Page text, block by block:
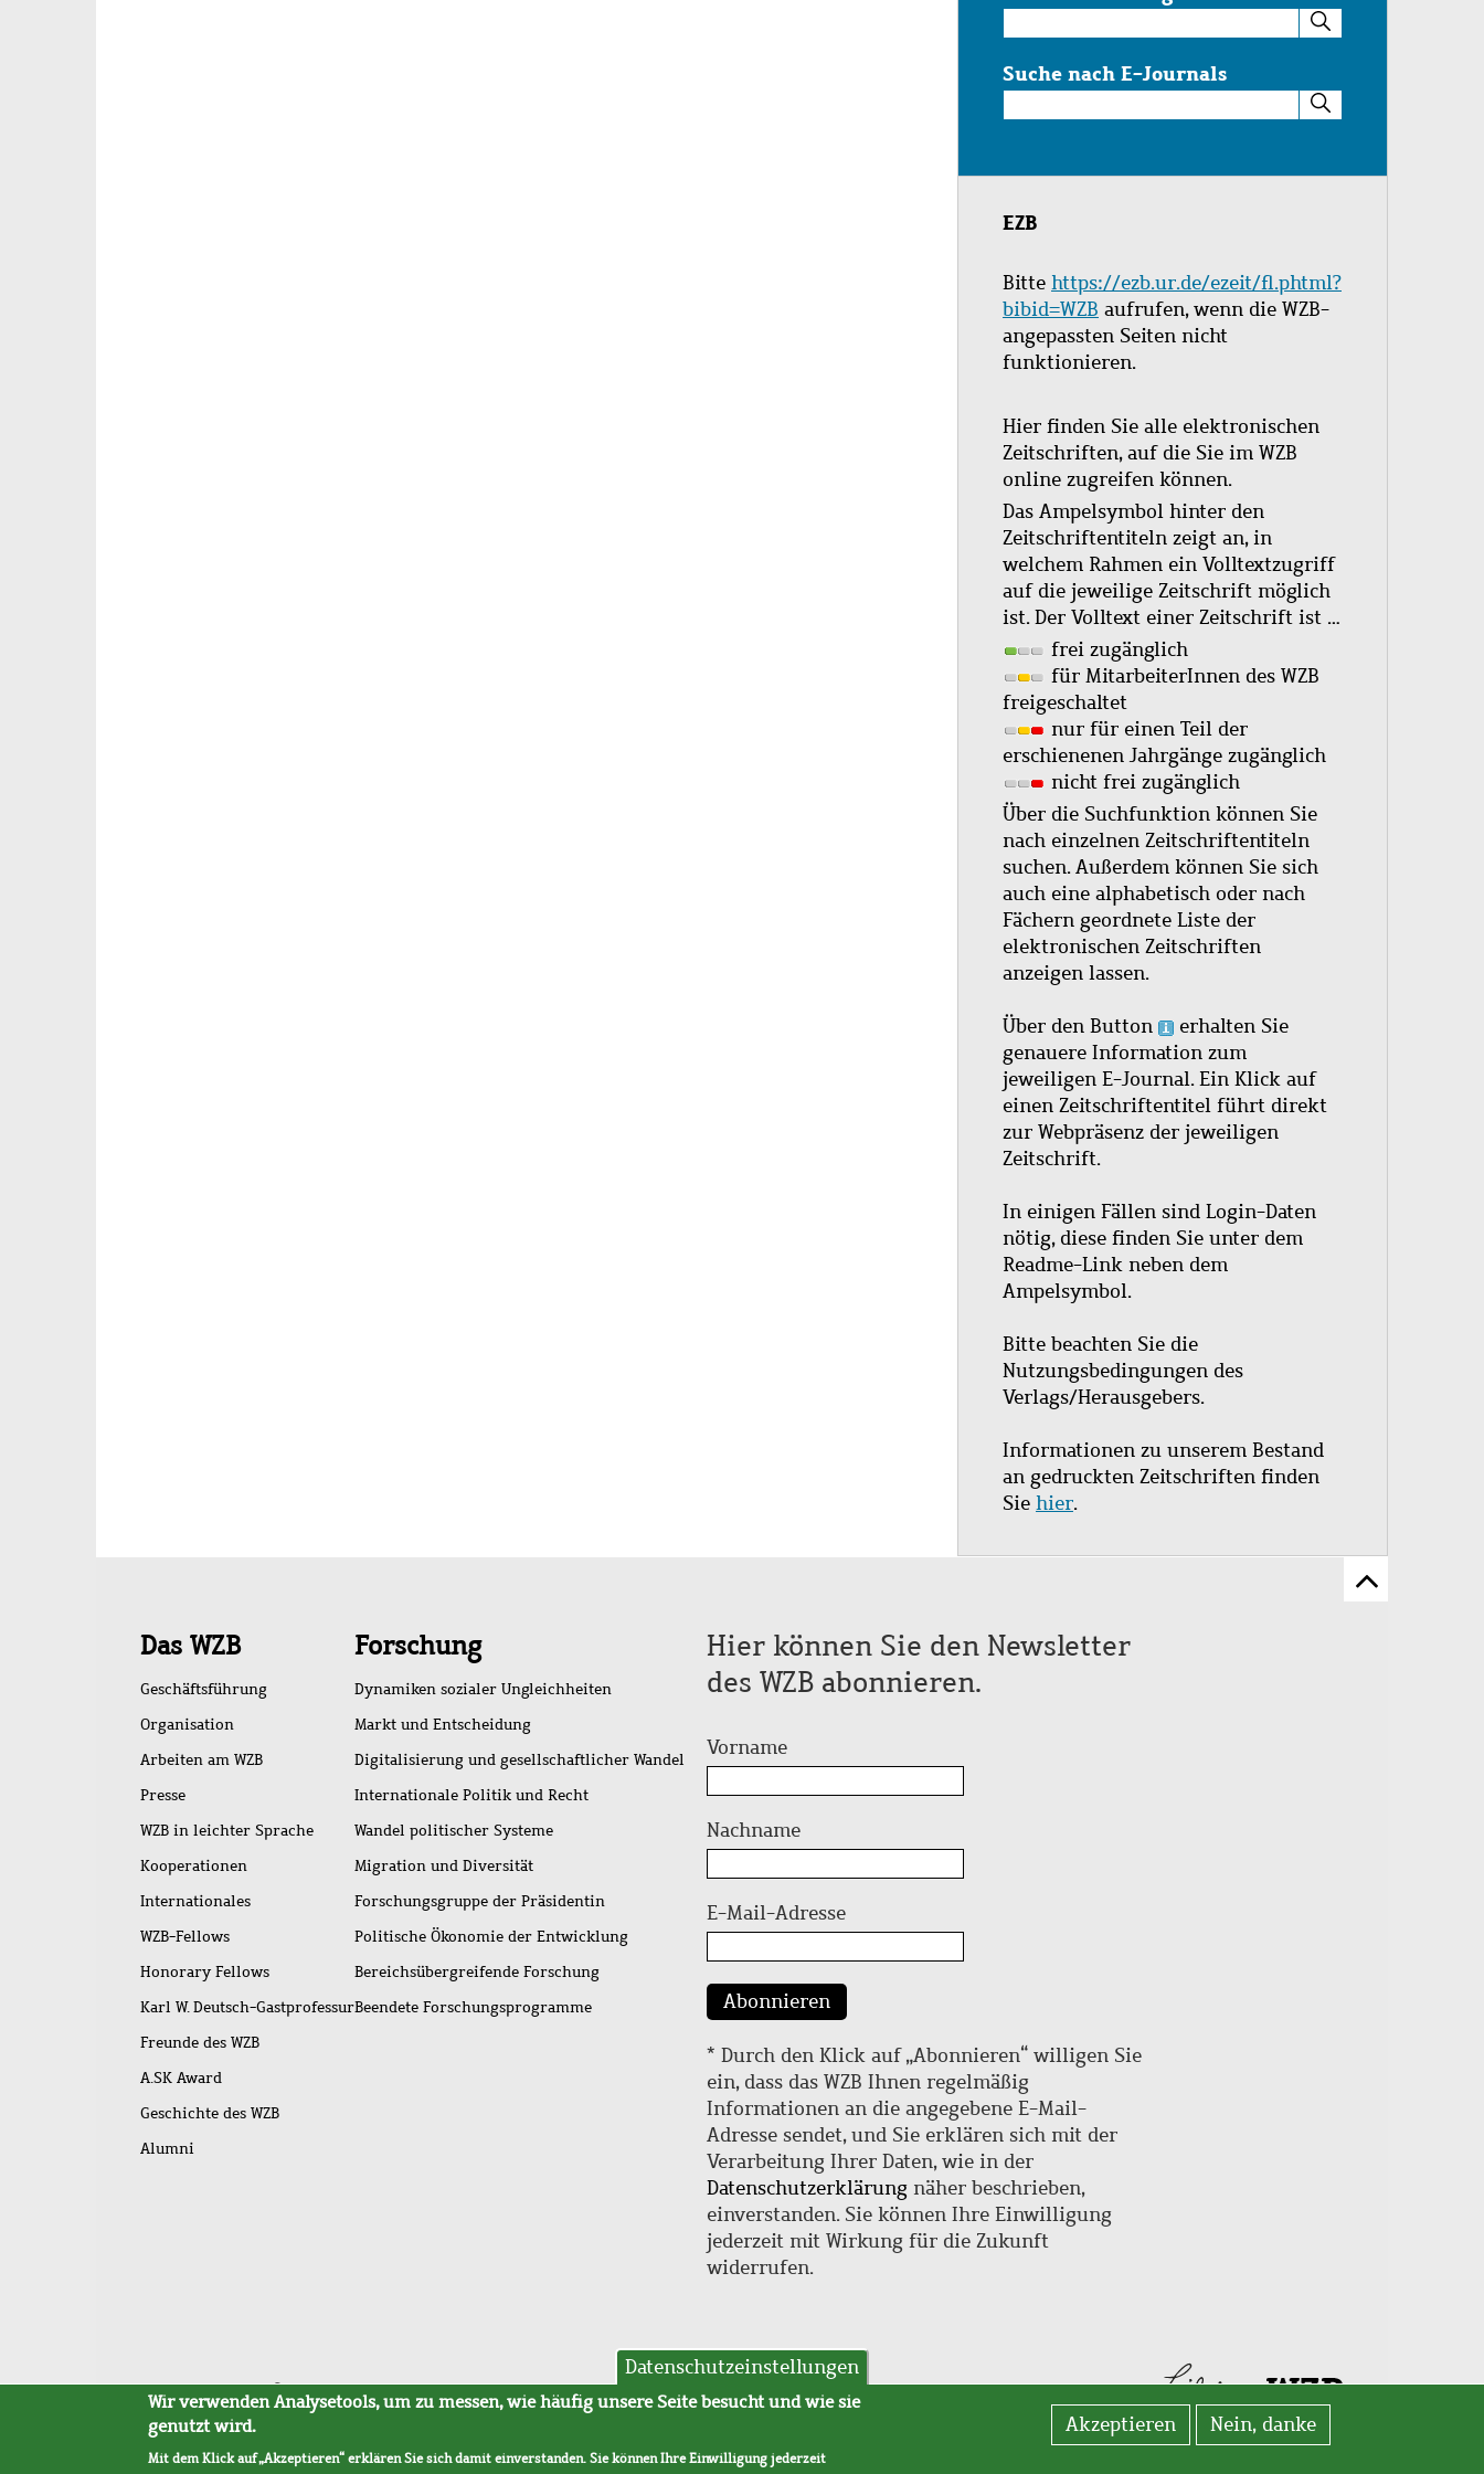
im
Katalog
Suche nach E-Journals
nach
Journals
EZB
Bitte https://ezb.ur.de/ezeit/fl.phtml?
bibid=WZB aufrufen, wenn die WZB-
angepassten Seiten nicht
funktionieren.
Hier finden Sie alle elektronischen
Zeitschriften, auf die Sie im WZB
online zugreifen können.
Das Ampelsymbol hinter den
Zeitschriftentiteln zeigt an, in
welchem Rahmen ein Volltextzugriff
auf die jeweilige Zeitschrift möglich
ist. Der Volltext einer Zeitschrift ist …
frei zugänglich
für MitarbeiterInnen des WZB
freigeschaltet
nur für einen Teil der
erschienenen Jahrgänge zugänglich
nicht frei zugänglich
Über die Suchfunktion können Sie
nach einzelnen Zeitschriftentiteln
suchen. Außerdem können Sie sich
auch eine alphabetisch oder nach
Fächern geordnete Liste der
elektronischen Zeitschriften
anzeigen lassen.
Über den Button
erhalten Sie
genauere Information zum
jeweiligen E-Journal. Ein Klick auf
einen Zeitschriftentitel führt direkt
zur Webpräsenz der jeweiligen
Zeitschrift.
In einigen Fällen sind Login-Daten
nötig, diese finden Sie unter dem
Readme-Link neben dem
Ampelsymbol.
Bitte beachten Sie die
Nutzungsbedingungen des
Verlags/Herausgebers.
Informationen zu unserem Bestand
an gedruckten Zeitschriften finden
Sie hier.
Zum
Schnellzugriff
Das WZB
Geschäftsführung
Organisation
Arbeiten am WZB
Presse
WZB in leichter Sprache
Kooperationen
Internationales
WZB-Fellows
Honorary Fellows
Karl W. Deutsch-Gastprofessur
Freunde des WZB
A.SK Award
Geschichte des WZB
Alumni
Forschung
Dynamiken sozialer Ungleichheiten
Markt und Entscheidung
Digitalisierung und gesellschaftlicher Wandel
Internationale Politik und Recht
Wandel politischer Systeme
Migration und Diversität
Forschungsgruppe der Präsidentin
Politische Ökonomie der Entwicklung
Bereichsübergreifende Forschung
Beendete Forschungsprogramme
Hier können Sie den Newsletter
des WZB abonnieren.
Vorname
Nachname
E-Mail-Adresse
Abonnieren
* Durch den Klick auf „Abonnieren“ willigen Sie
ein, dass das WZB Ihnen regelmäßig
Informationen an die angegebene E-Mail-
Adresse sendet, und Sie erklären sich mit der
Verarbeitung Ihrer Daten, wie in der
Datenschutzerklärung näher beschrieben,
einverstanden. Sie können Ihre Einwilligung
jederzeit mit Wirkung für die Zukunft
widerrufen.
Fußleistenmenü
SitemapBarrierefreiheitImpressumDatenschutzAVB
Datenschutzeinstellungen
Wir verwenden Analysetools, um zu messen, wie häufig unsere Seite besucht und wie sie
genutzt wird.
Mit dem Klick auf „Akzeptieren“ erklären Sie sich damit einverstanden. Sie können Ihre Einwilligung jederzeit
Akzeptieren Nein, danke